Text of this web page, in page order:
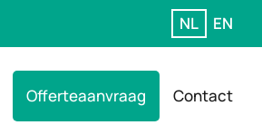
NL EN
Offerteaanvraag Contact